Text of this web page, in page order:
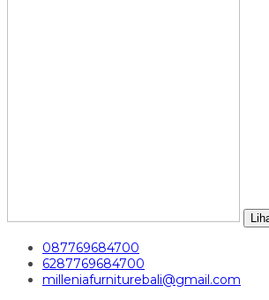
087769684700
6287769684700
milleniafurniturebali@gmail.com